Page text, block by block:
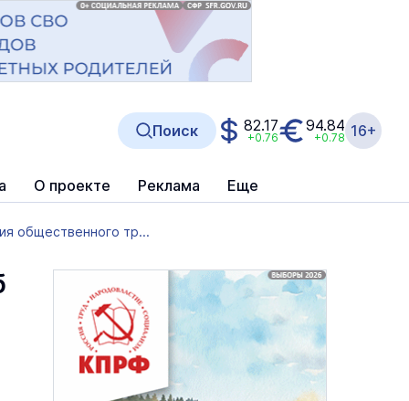
О проекте Реклама Еще
Поиск 82.17
+0.76
94.84
+0.78 16+
общественного тр...